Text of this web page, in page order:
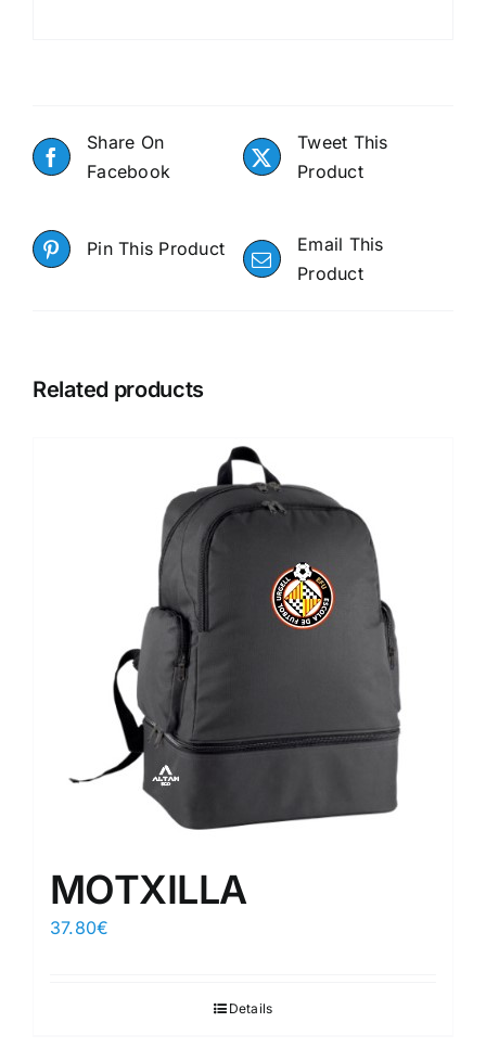
Share On
Facebook
Tweet This
Product
Pin This Product
Email This
Product
Related products
MOTXILLA
37.80€
Details